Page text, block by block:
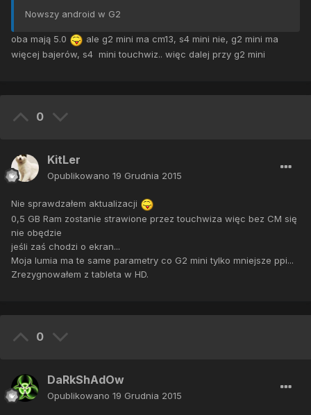
Nowszy android w G2
oba mają 5.0
ale g2 mini ma cm13, s4 mini nie, g2 mini ma
więcej bajerów, s4 mini touchwiz.. więc dalej przy g2 mini
0
KitLer
Opublikowano 19 Grudnia 2015
Nie sprawdzałem aktualizacji
0,5 GB Ram zostanie strawione przez touchwiza więc bez CM się
nie obędzie
jeśli zaś chodzi o ekran...
Moja lumia ma te same parametry co G2 mini tylko mniejsze ppi...
Zrezygnowałem z tableta w HD.
0
DaRkShAdOw
Opublikowano 19 Grudnia 2015